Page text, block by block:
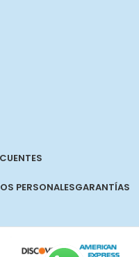
PERSONALESGARANTÍAS